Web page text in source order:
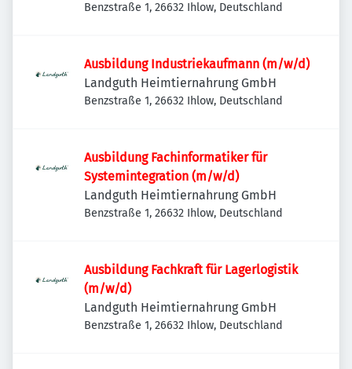
Benzstraße 1, 26632 Ihlow, Deutschland
Ausbildung Industriekaufmann (m/w/d)
Landguth Heimtiernahrung GmbH
Benzstraße 1, 26632 Ihlow, Deutschland
Ausbildung Fachinformatiker für
Systemintegration (m/w/d)
Landguth Heimtiernahrung GmbH
Benzstraße 1, 26632 Ihlow, Deutschland
Ausbildung Fachkraft für Lagerlogistik
(m/w/d)
Landguth Heimtiernahrung GmbH
Benzstraße 1, 26632 Ihlow, Deutschland